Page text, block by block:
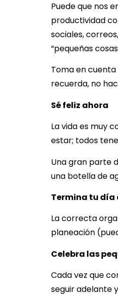
Puede que nos
productividad
sociales,
“pequeñas
Toma en
recuerda, no
Sé feliz ahora
La vida es muy
estar; todos
Una gran parte
una botella de
Termina tu día
La correcta
planeación
Celebra las
Cada vez que
seguir adelante